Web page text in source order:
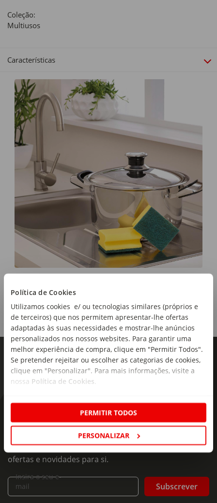
Política de Cookies
Utilizamos cookies e/ ou tecnologias similares (próprios e
de terceiros) que nos permitem apresentar-lhe ofertas
adaptadas às suas necessidades e mostrar-lhe anúncios
personalizados nos nossos websites. Para garantir uma
melhor experiência de compra, clique em "Permitir Todos".
Se pretender rejeitar ou escolher as categorias de cookies,
clique em "Personalizar". Para mais informações, visite a
nossa Política de Cookies.
PERMITIR TODOS
PERSONALIZAR
Coleção:
Multiusos
Características
As novidades mais frescas no
seu e-mail!
Subscreva e descubra campanhas exclusivas,
ofertas e novidades para si.
Insira o seu e-
mail
Subscrever